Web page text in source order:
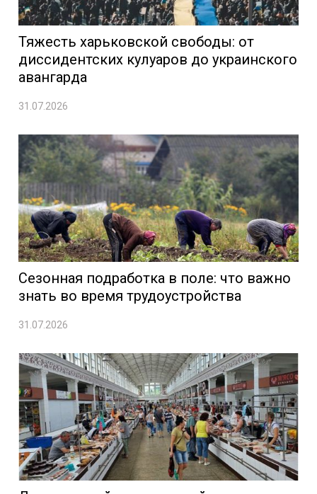
Тяжесть харьковской свободы: от
диссидентских кулуаров до украинского
авангарда
31.07.2026
Сезонная подработка в поле: что важно
знать во время трудоустройства
31.07.2026